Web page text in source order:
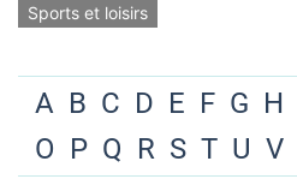
Sports et loisirs
A B C D E F G H
O P Q R S T U V